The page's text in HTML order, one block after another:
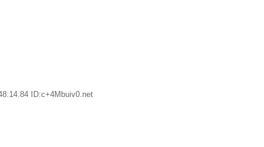
ID:c+4Mbuiv0.net